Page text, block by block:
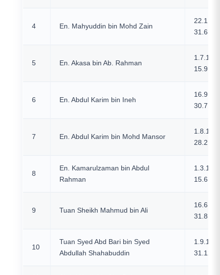
4 En. Mahyuddin bin Mohd Zain
5 En. Akasa bin Ab. Rahman
6 En. Abdul Karim bin Ineh
7 En. Abdul Karim bin Mohd Mansor
8
En. Kamarulzaman bin Abdul
Rahman
9 Tuan Sheikh Mahmud bin Ali
10
Tuan Syed Abd Bari bin Syed
Abdullah Shahabuddin